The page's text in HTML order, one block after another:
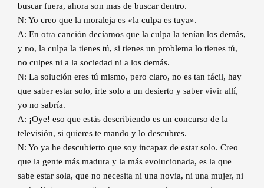
buscar fuera, ahora son mas de buscar dentro.
N: Yo creo que la moraleja es «la culpa es tuya».
A: En otra canción decíamos que la culpa la tenían los demás,
y no, la culpa la tienes tú, si tienes un problema lo tienes tú,
no culpes ni a la sociedad ni a los demás.
N: La solución eres tú mismo, pero claro, no es tan fácil, hay
que saber estar solo, irte solo a un desierto y saber vivir allí,
yo no sabría.
A: ¡Oye! eso que estás describiendo es un concurso de la
televisión, si quieres te mando y lo descubres.
N: Yo ya he descubierto que soy incapaz de estar solo. Creo
que la gente más madura y la más evolucionada, es la que
sabe estar sola, que no necesita ni una novia, ni una mujer, ni